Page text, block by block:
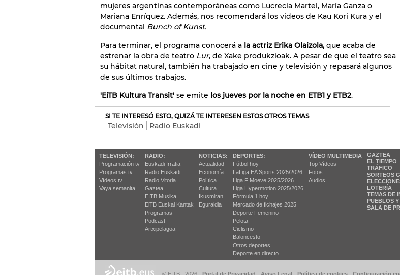
mujeres argentinas contemporáneas como Lucrecia Martel, María Ganza o
Mariana Enríquez. Además, nos recomendará los videos de Kau Kori Kura y el
documental Bunch of Kunst.
Para terminar, el programa conocerá a la actriz Erika Olaizola, que acaba de
estrenar la obra de teatro Lur, de Xake produkzioak. A pesar de que el teatro sea
su hábitat natural, también ha trabajado en cine y televisión y repasará algunos
de sus últimos trabajos.
'EiTB Kultura Transit' se emite los jueves por la noche en ETB1 y ETB2.
SI TE INTERESÓ ESTO, QUIZÁ TE INTERESEN ESTOS OTROS TEMAS
Televisión Radio Euskadi
TELEVISIÓN:
Programación tv
Programas tv
Vídeos tv
Vaya semanita
RADIO:
Euskadi Irratia
Radio Euskadi
Radio Vitoria
Gaztea
EITB Musika
EiTB Euskal Kantak
Programas
Podcast
Artxipelagoa
NOTICIAS:
Actualidad
Economía
Política
Cultura
Ikusmiran
Eguraldia
DEPORTES:
Fútbol hoy
LaLiga EA Sports 2025/2026
Liga F Moeve 2025/2026
Liga Hypermotion 2025/2026
Fórmula 1 hoy
Mercado de fichajes 2025
Deporte Femenino
Pelota
Ciclismo
Baloncesto
Otros deportes
Deporte en directo
VÍDEO MULTIMEDIA
Top Vídeos
Fotos
Audios
GAZTEA
EL TIEMPO
TRÁFICO
SORTEOS
LOTERÍA
TEMAS DE
PUEBLOS
SALA DE